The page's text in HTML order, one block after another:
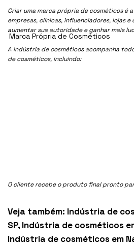
Criar uma marca própria de cosméticos é
empresas, clínicas, influenciadores, lojas
aumentar sua autoridade e ganhar mais
A indústria de cosméticos acompanha
de cosméticos, incluindo:
O cliente recebe o produto final pronto
Veja também: Indústria de
SP, Indústria de cosméticos
Indústria de cosméticos em
Marca Própria de Cosméticos